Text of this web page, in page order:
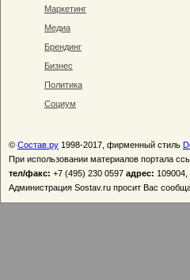
Маркетинг
Медиа
Брендинг
Бизнес
Политика
Социум
© Состав.ру 1998-2017, фирменный стиль
При использовании материалов портала
тел/факс: +7 (495) 230 0597 адрес:
Администрация Sostav.ru просит Вас